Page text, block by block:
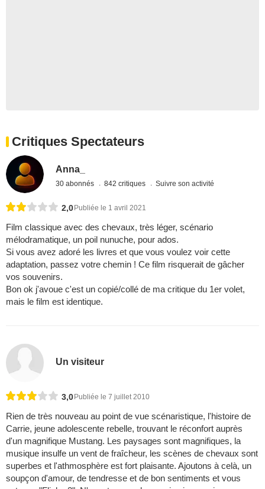
Critiques Spectateurs
Anna_
30 abonnés 842 critiques Suivre son activité
2,0 Publiée le 1 avril 2021
Film classique avec des chevaux, très léger, scénario
mélodramatique, un poil nunuche, pour ados.
Si vous avez adoré les livres et que vous voulez voir cette
adaptation, passez votre chemin ! Ce film risquerait de gâcher
vos souvenirs.
Bon ok j'avoue c'est un copié/collé de ma critique du 1er volet,
mais le film est identique.
Un visiteur
3,0Publiée le 7 juillet 2010
Rien de très nouveau au point de vue scénaristique, l'histoire de
Carrie, jeune adolescente rebelle, trouvant le réconfort auprès
d'un magnifique Mustang. Les paysages sont magnifiques, la
musique insulfe un vent de fraîcheur, les scènes de chevaux sont
superbes et l'athmosphère est fort plaisante. Ajoutons à celà, un
soupçon d'amour, de tendresse et de bon sentiments et vous